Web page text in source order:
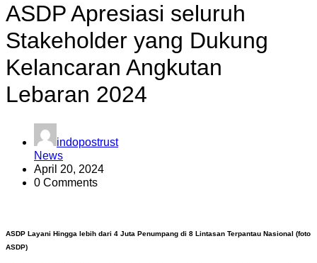
ASDP Apresiasi seluruh
Stakeholder yang Dukung
Kelancaran Angkutan
Lebaran 2024
indopostrust
News
April 20, 2024
0 Comments
ASDP Layani Hingga lebih dari 4 Juta Penumpang di 8 Lintasan Terpantau Nasional (foto
ASDP)